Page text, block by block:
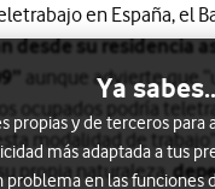
en España, el
desde su residencia
aunque advierte que
ocupados podría
modalidad de
propia naturaleza,
Ya
propias y de terceros
más adaptada a tus
en las funciones